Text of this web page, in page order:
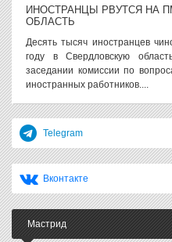
ИНОСТРАНЦЫ РВУТСЯ НА
ОБЛАСТЬ
Десять тысяч иностранцев
году в Свердловскую
заседании комиссии по
иностранных работников....
Telegram
Вконтакте
Мастрид